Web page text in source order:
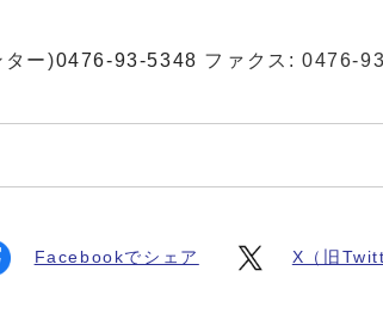
ー)0476-93-5348 ファクス: 0476-
Facebookでシェア X（旧